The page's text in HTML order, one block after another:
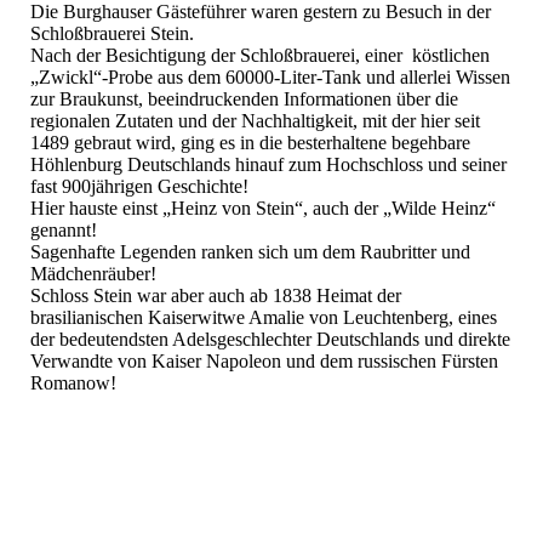
Die Burghauser Gästeführer waren gestern zu Besuch in der
Schloßbrauerei Stein.
Nach der Besichtigung der Schloßbrauerei, einer köstlichen
„Zwickl“-Probe aus dem 60000-Liter-Tank und allerlei Wissen
zur Braukunst, beeindruckenden Informationen über die
regionalen Zutaten und der Nachhaltigkeit, mit der hier seit
1489 gebraut wird, ging es in die besterhaltene begehbare
Höhlenburg Deutschlands hinauf zum Hochschloss und seiner
fast 900jährigen Geschichte!
Hier hauste einst „Heinz von Stein“, auch der „Wilde Heinz“
genannt!
Sagenhafte Legenden ranken sich um dem Raubritter und
Mädchenräuber!
Schloss Stein war aber auch ab 1838 Heimat der
brasilianischen Kaiserwitwe Amalie von Leuchtenberg, eines
der bedeutendsten Adelsgeschlechter Deutschlands und direkte
Verwandte von Kaiser Napoleon und dem russischen Fürsten
Romanow!